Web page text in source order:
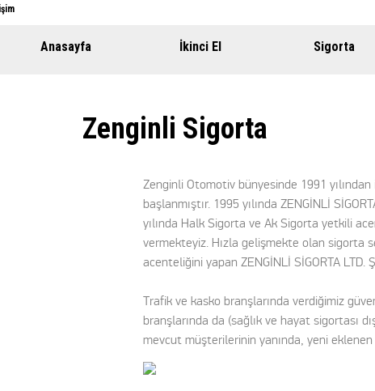
Anasayfa İkinci El Sigorta
Zenginli Sigorta
Zenginli Otomotiv bünyesinde 1991
başlanmıştır. 1995 yılında ZENGİNLİ
yılında Halk Sigorta ve Ak Sigorta yetkili
vermekteyiz. Hızla gelişmekte olan sigorta
acenteliğini yapan ZENGİNLİ SİGORTA
Trafik ve kasko branşlarında verdiğimiz
branşlarında da (sağlık ve hayat sigortası
mevcut müşterilerinin yanında, yeni